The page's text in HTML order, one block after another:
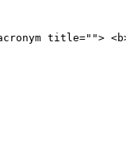
title=""> <b>